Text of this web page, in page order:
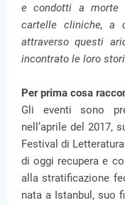
e condotti a morte
cartelle cliniche, a
attraverso questi
incontrato le loro
Per prima cosa
Gli eventi sono
nell’aprile del 2017,
Festival di
di oggi recupera e
alla stratificazione
nata a Istanbul, suo